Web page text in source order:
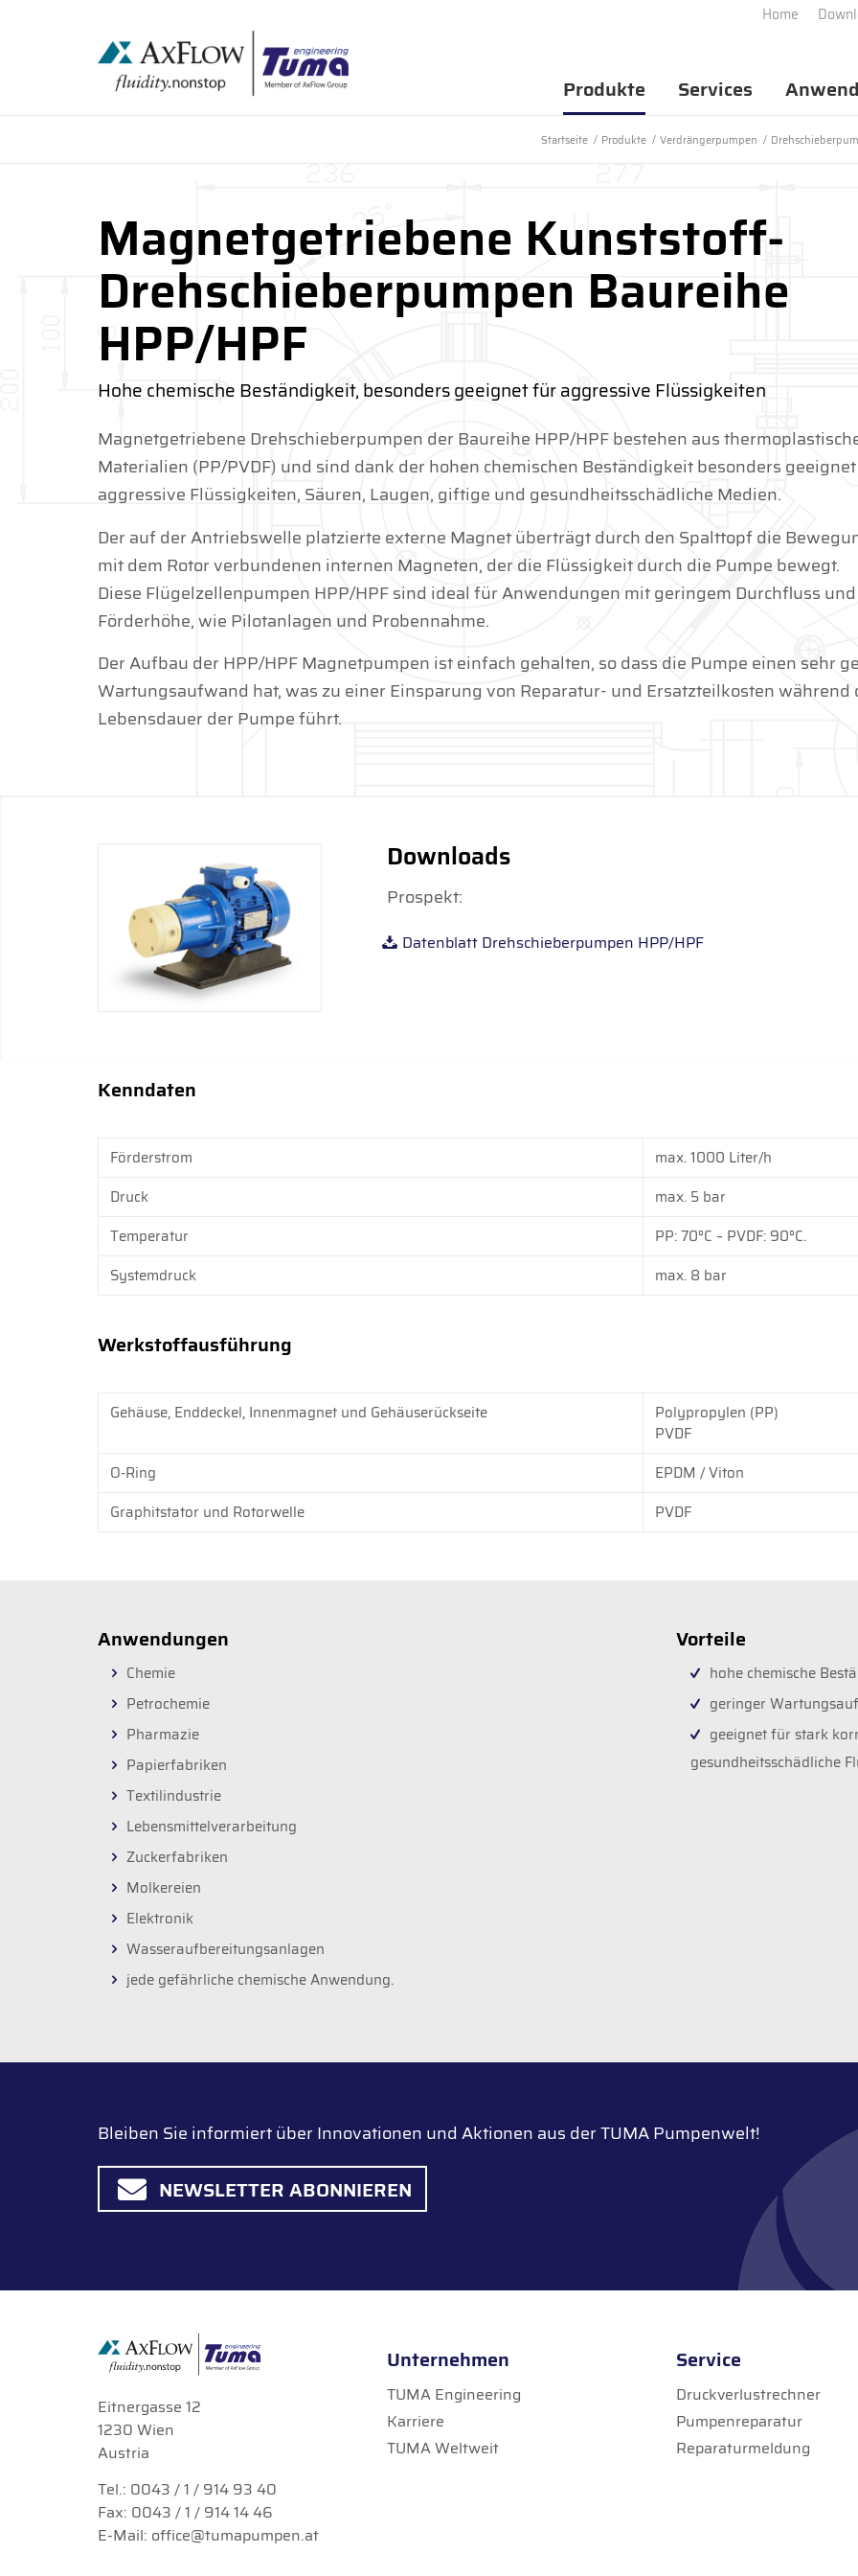
Home
Produkte Services
Startseite / Produkte / Verdrängerpumpen /
Magnetgetriebene Kunststoff-
Drehschieberpumpen Baureihe
HPP/HPF
Hohe chemische Beständigkeit, besonders geeignet für aggressive Flüssigkeiten
Magnetgetriebene Drehschieberpumpen der Baureihe HPP/HPF bestehen aus
Materialien (PP/PVDF) und sind dank der hohen chemischen Beständigkeit besonders
aggressive Flüssigkeiten, Säuren, Laugen, giftige und gesundheitsschädliche Medien.
Der auf der Antriebswelle platzierte externe Magnet überträgt durch den Spalttopf die
mit dem Rotor verbundenen internen Magneten, der die Flüssigkeit durch die Pumpe bewegt.
Diese Flügelzellenpumpen HPP/HPF sind ideal für Anwendungen mit geringem Durchfluss
Förderhöhe, wie Pilotanlagen und Probennahme.
Der Aufbau der HPP/HPF Magnetpumpen ist einfach gehalten, so dass die Pumpe einen sehr
Wartungsaufwand hat, was zu einer Einsparung von Reparatur- und Ersatzteilkosten während
Lebensdauer der Pumpe führt.
Downloads
Prospekt:
Datenblatt Drehschieberpumpen HPP/HPF
Kenndaten
Förderstrom
max. 1000 Liter/h
Druck
max. 5 bar
Temperatur
PP: 70°C – PVDF: 90°C.
Systemdruck
max. 8 bar
Werkstoffausführung
Gehäuse, Enddeckel, Innenmagnet und Gehäuserückseite
Polypropylen (PP)
PVDF
O-Ring
EPDM / Viton
Graphitstator und Rotorwelle
PVDF
Anwendungen
Chemie
Petrochemie
Pharmazie
Papierfabriken
Textilindustrie
Lebensmittelverarbeitung
Zuckerfabriken
Molkereien
Elektronik
Wasseraufbereitungsanlagen
jede gefährliche chemische Anwendung.
Vorteile
hohe chemische
geringer
geeignet für stark
gesundheitsschädliche
Bleiben Sie informiert über Innovationen und Aktionen aus der TUMA Pumpenwelt!
NEWSLETTER ABONNIEREN
Eitnergasse 12
1230 Wien
Austria
Tel.: 0043 / 1 / 914 93 40
Fax: 0043 / 1 / 914 14 46
E-Mail: office@tumapumpen.at
Unternehmen
TUMA Engineering
Karriere
TUMA Weltweit
Service
Druckverlustrechner
Pumpenreparatur
Reparaturmeldung